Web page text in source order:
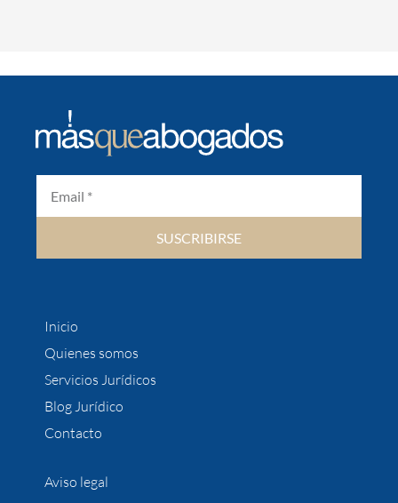
SUSCRIBIRSE
Inicio
Quienes somos
Servicios Jurídicos
Blog Jurídico
Contacto
Aviso legal